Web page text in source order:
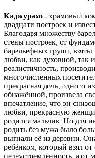
Каджурахо - храмовый
двадцати построек и
Благодаря множеству
стены построек, от
барельефных групп, взяты
любви, как духовной, так
реалистичность,
многочисленных
прекрасная дочь, одного
обнажённой, произвела
впечатление, что он
любви, прекрасную
родился мальчик. Но для
родить без мужа было
выгнали её из деревни.
ребёнком, который взял
целеустремлённость, а от